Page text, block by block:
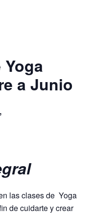
a Junio
las clases de Yoga
de cuidarte y crear